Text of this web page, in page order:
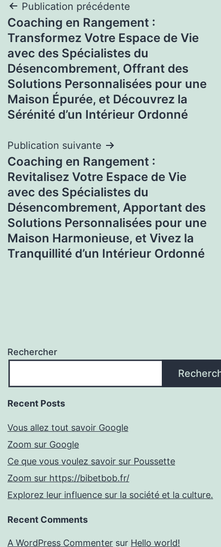
Navigation
de
l’article
Publication précédente
Coaching en Rangement :
Transformez Votre Espace de Vie
avec des Spécialistes du
Désencombrement, Offrant des
Solutions Personnalisées pour une
Maison Épurée, et Découvrez la
Sérénité d’un Intérieur Ordonné
Publication suivante
Coaching en Rangement :
Revitalisez Votre Espace de Vie
avec des Spécialistes du
Désencombrement, Apportant des
Solutions Personnalisées pour une
Maison Harmonieuse, et Vivez la
Tranquillité d’un Intérieur Ordonné
Rechercher
Recent Posts
Vous allez tout savoir Google
Zoom sur Google
Ce que vous voulez savoir sur Poussette
Zoom sur https://bibetbob.fr/
Explorez leur influence sur la société et la culture.
Recent Comments
A WordPress Commenter sur Hello world!